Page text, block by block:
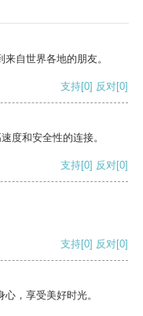
自世界各地的朋友。
支持[0] 反对[0]
度和安全性的连接。
支持[0] 反对[0]
支持[0] 反对[0]
，享受美好时光。